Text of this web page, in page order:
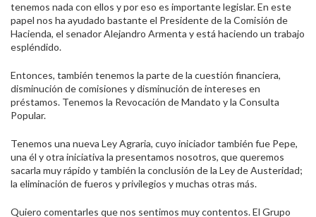
tenemos nada con ellos y por eso es importante legislar. En este
papel nos ha ayudado bastante el Presidente de la Comisión de
Hacienda, el senador Alejandro Armenta y está haciendo un trabajo
espléndido.
Entonces, también tenemos la parte de la cuestión financiera,
disminución de comisiones y disminución de intereses en
préstamos. Tenemos la Revocación de Mandato y la Consulta
Popular.
Tenemos una nueva Ley Agraria, cuyo iniciador también fue Pepe,
una él y otra iniciativa la presentamos nosotros, que queremos
sacarla muy rápido y también la conclusión de la Ley de Austeridad;
la eliminación de fueros y privilegios y muchas otras más.
Quiero comentarles que nos sentimos muy contentos. El Grupo